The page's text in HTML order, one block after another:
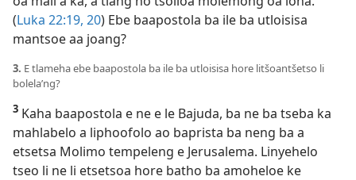
(Luka 22:19, 20) Ebe baapostola ba ile ba utloisisa
mantsoe aa joang?
3. E tlameha ebe baapostola ba ile ba utloisisa hore litšoantšetso li
bolela’ng?
3 Kaha baapostola e ne e le Bajuda, ba ne ba tseba ka
mahlabelo a liphoofolo ao baprista ba neng ba a
etsetsa Molimo tempeleng e Jerusalema. Linyehelo
tseo li ne li etsetsoa hore batho ba amoheloe ke